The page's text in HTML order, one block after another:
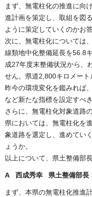
まず、無電柱化の推進に向
進計画を策定し、取組を図
ように策定していくのかお
次に、無電柱化については
線類地中化整備延長を56.8
成27年度末整備状況から、
せん。県道2,800キロメート
昨今の環境変化を鑑みれば
など新たな指標を設定すべ
さらに、無電柱化対象道路
県においては、無電柱化を
象道路を選定し、進めてい
ょうか。
以上について、県土整備部
A 西成秀幸 県土整備部長
まず、本県の無電柱化推進